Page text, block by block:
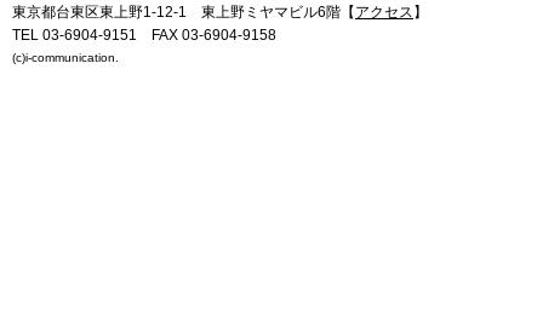
東京都台東区東上野1-12-1 東上野ミヤマビル6階【 アクセス 】
TEL 03-6904-9151
FAX 03-6904-9158
(c)i-communication.